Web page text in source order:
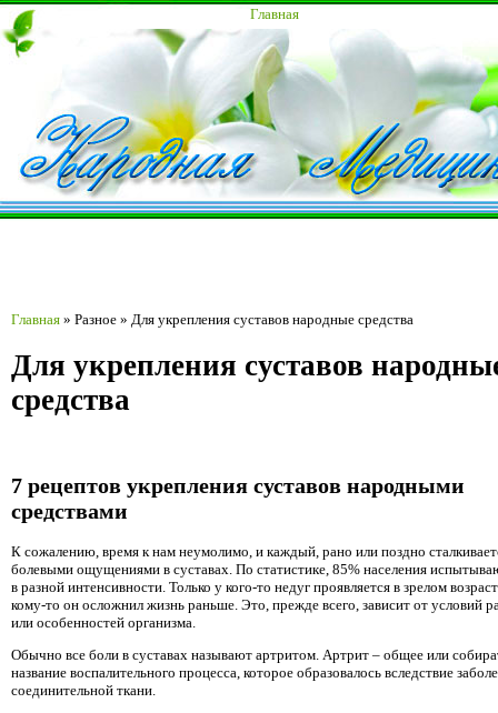
Главная
Главная » Разное » Для укрепления суставов народные средства
Для укрепления суставов
средства
7 рецептов укрепления суставов народными
средствами
К сожалению, время к нам неумолимо, и каждый, рано или поздно
болевыми ощущениями в суставах. По статистике, 85% населения
в разной интенсивности. Только у кого-то недуг проявляется в зрелом
кому-то он осложнил жизнь раньше. Это, прежде всего, зависит от условий
или особенностей организма.
Обычно все боли в суставах называют артритом. Артрит – общее или
название воспалительного процесса, которое образовалось вследствие
соединительной ткани.